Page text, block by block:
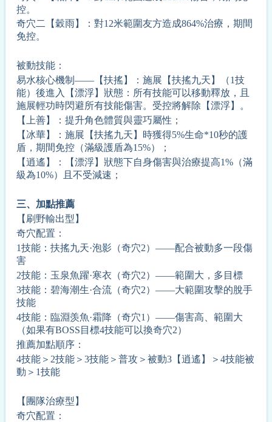
控。
奇穴二【穀雨】：對12米範圍友方造成864%治療，期間
免控。
被動技能：
易水核心機制——【扶搖】：施展【扶搖九天】（1技
能）後進入【漂浮】狀態：所有技能可以移動釋放，且
施展輕功時閃避所有技能傷害。受控將解除【漂浮】。
【上善】：提升角色體質與靈巧屬性；
【冰華】：施展【扶搖九天】時獲得5%生命*10秒的護
盾，期間免控（滿級護盾為15%）；
【逍遙】：【漂浮】狀態下自身傷害與治療提高1%（滿
級為10%）且不受減速；
三、 加點推薦
【刷野輸出型】
奇穴配置：
1技能：扶搖九天·泡影（奇穴2）——配合被動多一段傷
害
2技能：玉泉魚躍·寒衣（奇穴2）——範圍大，多目標
3技能：碧海潮生·合流（奇穴2）——大範圍攻擊的脫手
技能
4技能：臨淵羡魚·霜降（奇穴1）——傷害高、範圍大
（如果有BOSS目標4技能可以換奇穴2）
推薦加點順序：
4技能＞2技能＞3技能＞普攻＞被動3【逍遙】＞4技能被
動＞1技能
【團隊治療型】
奇穴配置：